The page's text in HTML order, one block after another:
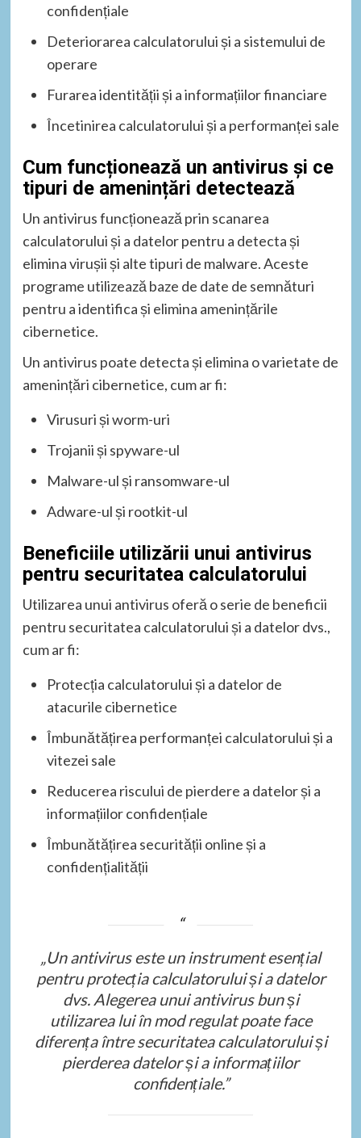
confidențiale
Deteriorarea calculatorului și a sistemului de
operare
Furarea identității și a informațiilor financiare
Încetinirea calculatorului și a performanței sale
Cum funcționează un antivirus și ce
tipuri de amenințări detectează
Un antivirus funcționează prin scanarea
calculatorului și a datelor pentru a detecta și
elimina virușii și alte tipuri de malware. Aceste
programe utilizează baze de date de semnături
pentru a identifica și elimina amenințările
cibernetice.
Un antivirus poate detecta și elimina o varietate de
amenințări cibernetice, cum ar fi:
Virusuri și worm-uri
Trojanii și spyware-ul
Malware-ul și ransomware-ul
Adware-ul și rootkit-ul
Beneficiile utilizării unui antivirus
pentru securitatea calculatorului
Utilizarea unui antivirus oferă o serie de beneficii
pentru securitatea calculatorului și a datelor dvs.,
cum ar fi:
Protecția calculatorului și a datelor de
atacurile cibernetice
Îmbunătățirea performanței calculatorului și a
vitezei sale
Reducerea riscului de pierdere a datelor și a
informațiilor confidențiale
Îmbunătățirea securității online și a
confidențialității
„Un antivirus este un instrument esențial
pentru protecția calculatorului și a datelor
dvs. Alegerea unui antivirus bun și
utilizarea lui în mod regulat poate face
diferența între securitatea calculatorului și
pierderea datelor și a informațiilor
confidențiale.”